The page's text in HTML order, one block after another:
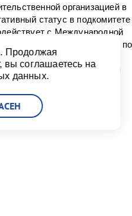
организацией в
статус в подкомитете
с Международной
Организации по
экспертов ООН по
совершенствования
. Продолжая
вы соглашаетесь на
данных.